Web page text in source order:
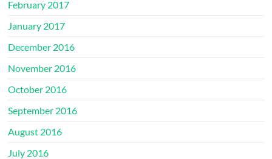
February 2017
January 2017
December 2016
November 2016
October 2016
September 2016
August 2016
July 2016